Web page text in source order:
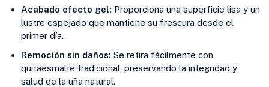
Acabado efecto gel: Proporciona una superficie lisa y un
lustre espejado que mantiene su frescura desde el
primer día.
Remoción sin daños: Se retira fácilmente con
quitaesmalte tradicional, preservando la integridad y
salud de la uña natural.